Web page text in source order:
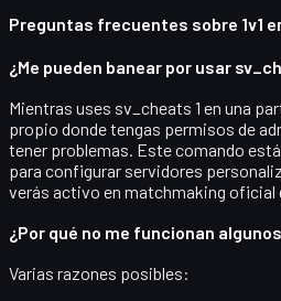
Preguntas frecuentes sobre 1v1
¿Me pueden banear por usar
Mientras uses sv_cheats 1 en una
propio donde tengas permisos de
tener problemas. Este comando
para configurar servidores
verás activo en matchmaking oficial
¿Por qué no me funcionan
Varias razones posibles: